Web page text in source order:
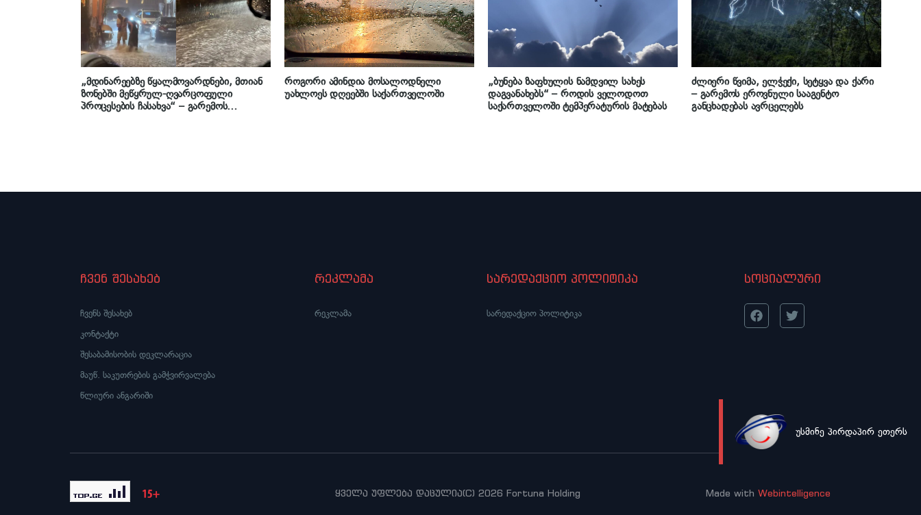
LIVEუსმინე პირდაპირ ეთერს
„მდინარეებზე წყალმოვარდნები, მთიან
ზონებში მეწყრულ-ღვარცოფული
პროცესების ჩასახვა“ – გარემოს
როგორი ამინდია მოსალოდნელი
უახლოეს დღეებში საქართველოში
„ბუნება ზაფხულის ნამდვილ სახეს
დაგვანახებს“ – როდის ველოდოთ
საქართველოში ტემპერატურის მატებას
ძლიერი წვიმა, ელჭექი, სეტყვა და ქარი
– გარემოს ეროვნული სააგენტო
განცხადებას ავრცელებს
ჩვენ შესახებ
ჩვენს შესახებ
კონტაქტი
შესაბამისობის დეკლარაცია
მაუწ. საკუთრების გამჭვირვალება
წლიური ანგარიში
რეკლამა
რეკლამა
სარედაქციო პოლიტიკა
სარედაქციო პოლიტიკა
სოციალური
ყველა უფლება დაცულია(C) 2026 Fortuna Holding Made with Webintelligence